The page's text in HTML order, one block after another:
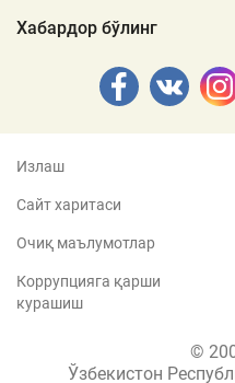
Хабардор бўлинг
Излаш
Сайт харитаси
Очиқ маълумотлар
Коррупцияга қарши
курашиш
©
Ўзбекистон